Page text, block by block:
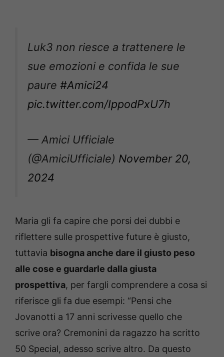
Luk3 non riesce a trattenere le
sue emozioni e confida le sue
paure #Amici24
pic.twitter.com/IppodPxU7h
— Amici Ufficiale
(@AmiciUfficiale) November 20,
2024
Maria gli fa capire che porsi dei dubbi e
riflettere sulle prospettive future è giusto,
tuttavia bisogna anche dare il giusto peso
alle cose e guardarle dalla giusta
prospettiva, per fargli comprendere a cosa si
riferisce gli fa due esempi: “Pensi che
Jovanotti a 17 anni scrivesse quello che
scrive ora? Cremonini da ragazzo ha scritto
50 Special, adesso scrive altro. Da questo